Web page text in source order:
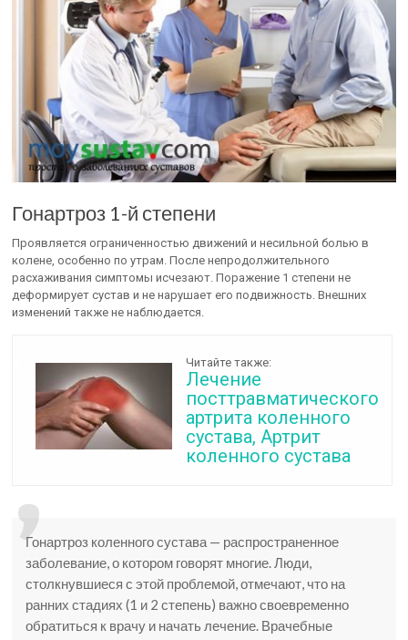
Гонартроз 1-й степени
Проявляется ограниченностью движений и несильной болью в
колене, особенно по утрам. После непродолжительного
расхаживания симптомы исчезают. Поражение 1 степени не
деформирует сустав и не нарушает его подвижность. Внешних
изменений также не наблюдается.
Читайте также:
Лечение
посттравматического
артрита коленного
сустава, Артрит
коленного сустава
Гонартроз коленного сустава — распространенное
заболевание, о котором говорят многие. Люди,
столкнувшиеся с этой проблемой, отмечают, что на
ранних стадиях (1 и 2 степень) важно своевременно
обратиться к врачу и начать лечение. Врачебные